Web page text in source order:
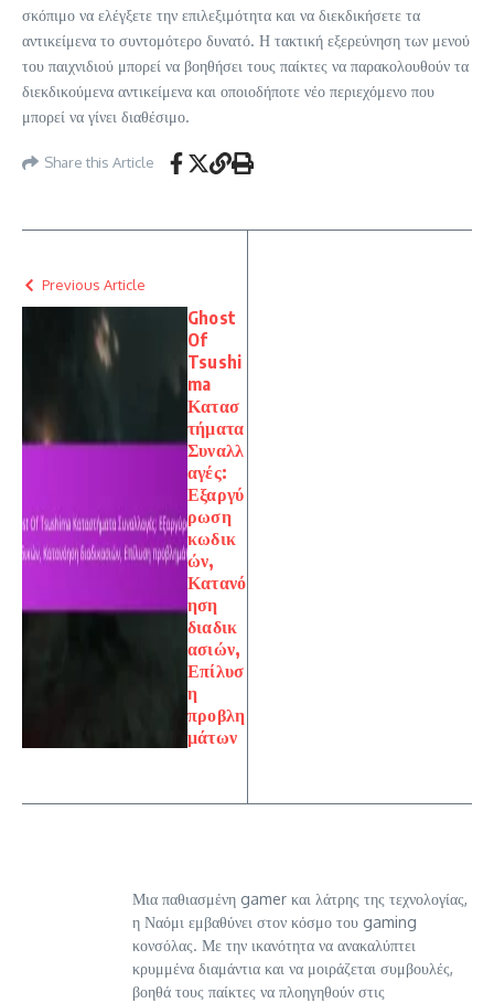
σκόπιμο να ελέγξετε την επιλεξιμότητα και να διεκδικήσετε τα
αντικείμενα το συντομότερο δυνατό. Η τακτική εξερεύνηση των μενού
του παιχνιδιού μπορεί να βοηθήσει τους παίκτες να παρακολουθούν τα
διεκδικούμενα αντικείμενα και οποιοδήποτε νέο περιεχόμενο που
μπορεί να γίνει διαθέσιμο.
Share this Article
Previous Article
Ghost
Of
Tsushi
ma
Κατασ
τήματα
Συναλλ
αγές:
Εξαργύ
ρωση
κωδικ
ών,
Κατανό
ηση
διαδικ
ασιών,
Επίλυσ
η
προβλη
μάτων
Μια παθιασμένη gamer και λάτρης της τεχνολογίας,
η Ναόμι εμβαθύνει στον κόσμο του gaming
κονσόλας. Με την ικανότητα να ανακαλύπτει
κρυμμένα διαμάντια και να μοιράζεται συμβουλές,
βοηθά τους παίκτες να πλοηγηθούν στις